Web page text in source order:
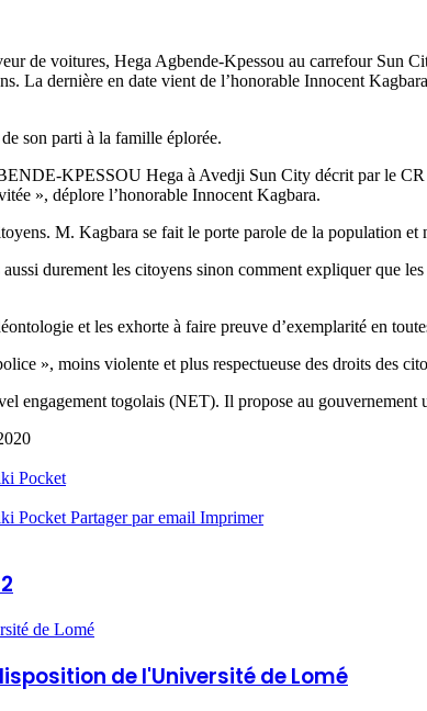
de voitures, Hega Agbende-Kpessou au carrefour Sun
La dernière en date vient de l’honorable Innocent
son parti à la famille éplorée.
KPESSOU Hega à Avedji Sun City décrit par le
», déplore l’honorable Innocent Kagbara.
M. Kagbara se fait le porte parole de la population et
durement les citoyens sinon comment expliquer que
et les exhorte à faire preuve d’exemplarité en
», moins violente et plus respectueuse des droits des
engagement togolais (NET). Il propose au gouvernement
Pocket
Pocket Partager par email Imprimer
de Lomé
de l'Université de Lomé